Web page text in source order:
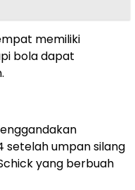
memiliki
bola dapat
setelah umpan silang
yang berbuah